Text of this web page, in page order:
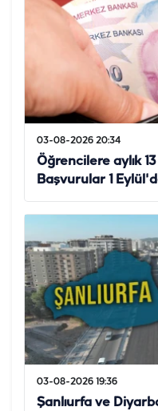
03-08-2026 20:34
Öğrencilere aylık
Başvurular 1
03-08-2026 19:36
Şanlıurfa ve